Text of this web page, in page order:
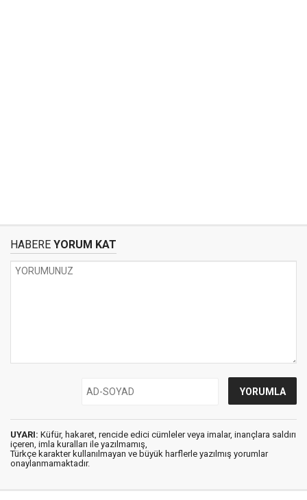
HABERE YORUM KAT
UYARI: Küfür, hakaret, rencide edici cümleler veya imalar, inançlara saldırı
içeren, imla kuralları ile yazılmamış,
Türkçe karakter kullanılmayan ve büyük harflerle yazılmış yorumlar
onaylanmamaktadır.